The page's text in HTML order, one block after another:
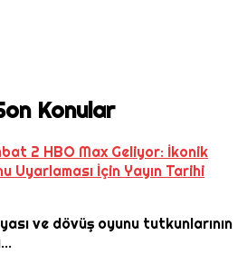
Konular
2 HBO Max Geliyor: İkonik
Uyarlaması İçin Yayın Tarihi
ve dövüş oyunu tutkunlarının